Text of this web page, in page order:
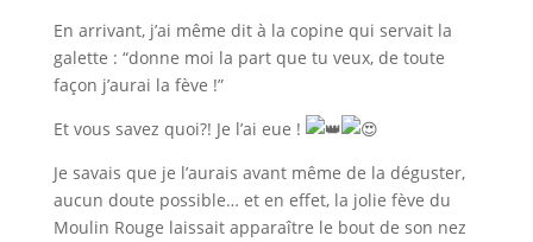
En arrivant, j’ai même dit à la copine qui servait la
galette : “donne moi la part que tu veux, de toute
façon j’aurai la fève !”
Et vous savez quoi?! Je l’ai eue !
Je savais que je l’aurais avant même de la déguster,
aucun doute possible… et en effet, la jolie fève du
Moulin Rouge laissait apparaître le bout de son nez